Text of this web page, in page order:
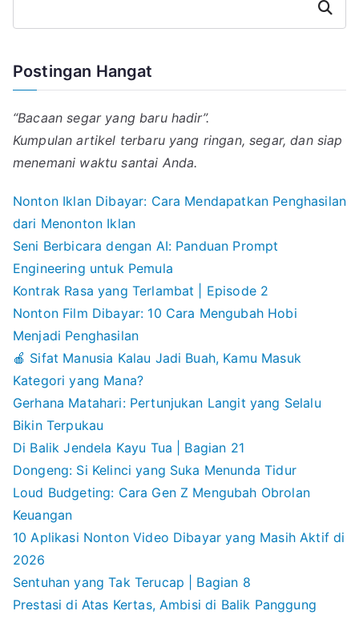
Search
Postingan Hangat
“Bacaan segar yang baru hadir”.
Kumpulan artikel terbaru yang ringan, segar, dan siap
menemani waktu santai Anda.
Nonton Iklan Dibayar: Cara Mendapatkan Penghasilan
dari Menonton Iklan
Seni Berbicara dengan AI: Panduan Prompt
Engineering untuk Pemula
Kontrak Rasa yang Terlambat | Episode 2
Nonton Film Dibayar: 10 Cara Mengubah Hobi
Menjadi Penghasilan
🍎 Sifat Manusia Kalau Jadi Buah, Kamu Masuk
Kategori yang Mana?
Gerhana Matahari: Pertunjukan Langit yang Selalu
Bikin Terpukau
Di Balik Jendela Kayu Tua | Bagian 21
Dongeng: Si Kelinci yang Suka Menunda Tidur
Loud Budgeting: Cara Gen Z Mengubah Obrolan
Keuangan
10 Aplikasi Nonton Video Dibayar yang Masih Aktif di
2026
Sentuhan yang Tak Terucap | Bagian 8
Prestasi di Atas Kertas, Ambisi di Balik Panggung